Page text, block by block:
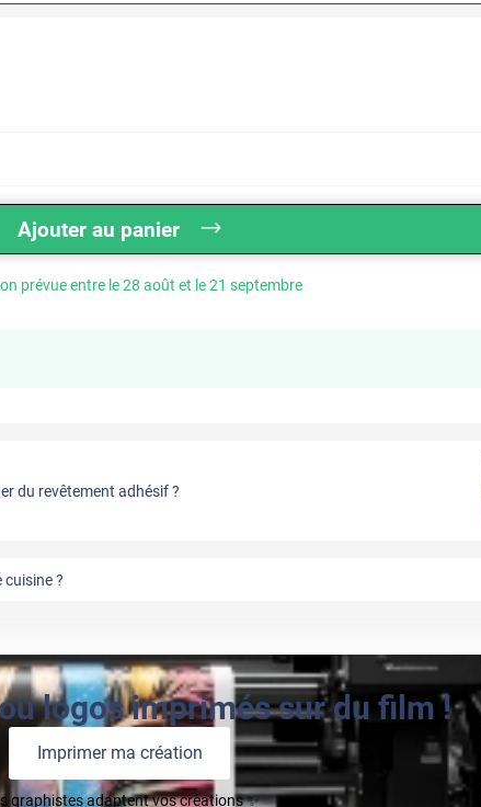
Ajouter au panier
prévue entre le 28 août et le 21 septembre
du revêtement adhésif ?
?
logos imprimés sur du film !
Imprimer ma création
graphistes adaptent vos créations ✨